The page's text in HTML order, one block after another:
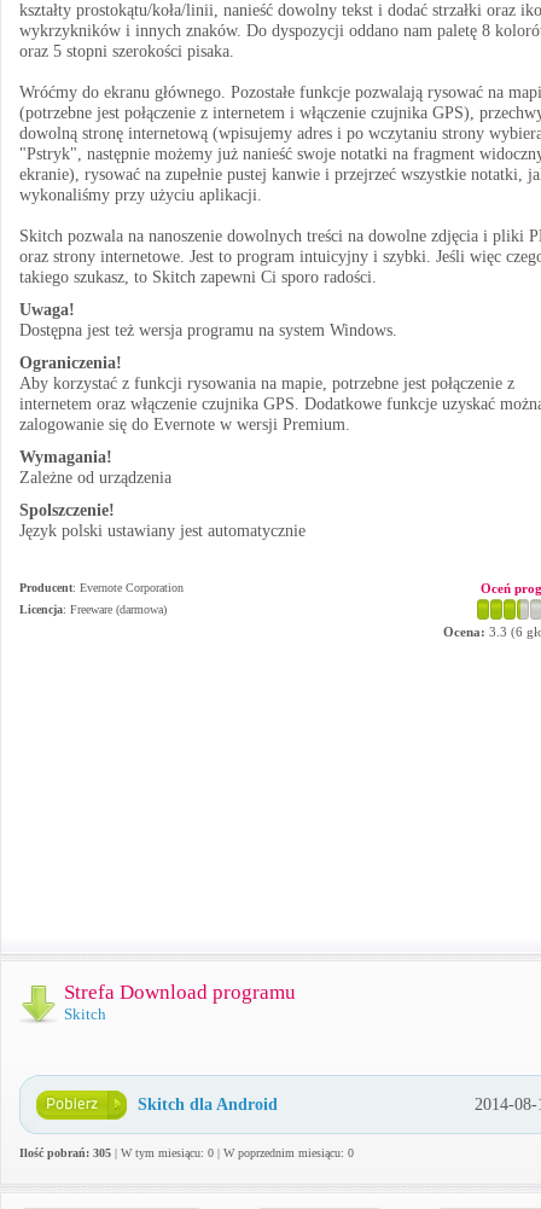
kształty prostokątu/koła/linii, nanieść dowolny tekst i dodać strzałki oraz
wykrzykników i innych znaków. Do dyspozycji oddano nam paletę 8
oraz 5 stopni szerokości pisaka.
Wróćmy do ekranu głównego. Pozostałe funkcje pozwalają rysować na
(potrzebne jest połączenie z internetem i włączenie czujnika GPS),
dowolną stronę internetową (wpisujemy adres i po wczytaniu strony
"Pstryk", następnie możemy już nanieść swoje notatki na fragment
ekranie), rysować na zupełnie pustej kanwie i przejrzeć wszystkie notatki,
wykonaliśmy przy użyciu aplikacji.
Skitch pozwala na nanoszenie dowolnych treści na dowolne zdjęcia i pliki
oraz strony internetowe. Jest to program intuicyjny i szybki. Jeśli więc
takiego szukasz, to Skitch zapewni Ci sporo radości.
Uwaga!
Dostępna jest też wersja programu na system Windows.
Ograniczenia!
Aby korzystać z funkcji rysowania na mapie, potrzebne jest połączenie z
internetem oraz włączenie czujnika GPS. Dodatkowe funkcje uzyskać
zalogowanie się do Evernote w wersji Premium.
Wymagania!
Zależne od urządzenia
Spolszczenie!
Język polski ustawiany jest automatycznie
Producent: Evernote Corporation
Licencja: Freeware (darmowa)
Oceń
Ocena: 3.3 (6
Strefa Download programu
Skitch
Skitch dla Android 2014-08-
Ilość pobrań: 305 | W tym miesiącu: 0 | W poprzednim miesiącu: 0